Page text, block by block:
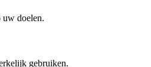
doelen.
gebruiken.